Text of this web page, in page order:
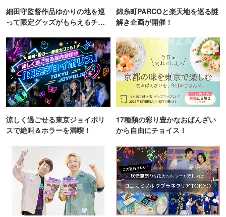
細田守監督作品ゆかりの地を巡
って限定グッズがもらえるチャ
錦糸町PARCOと楽天地を巡る謎
解き企画が開催！
涼しく過ごせる東京ジョイポリ
スで絶叫＆ホラーを満喫！
17種類の彩り豊かなおばんざい
から自由にチョイス！